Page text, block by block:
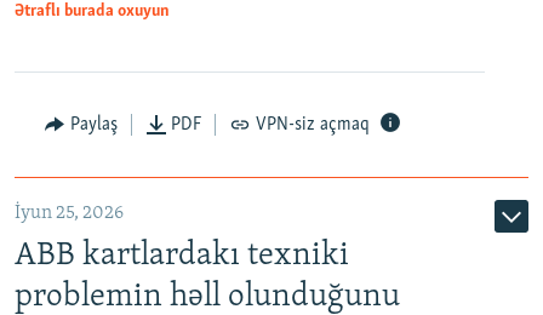
Auto 240p 360p 480p
720p 1080p
Ətraflı burada oxuyun
Paylaş PDF VPN-siz açmaq
İyun 25, 2026
ABB kartlardakı texniki
problemin həll olunduğunu